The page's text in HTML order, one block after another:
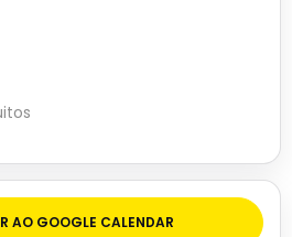
AO GOOGLE CALENDAR